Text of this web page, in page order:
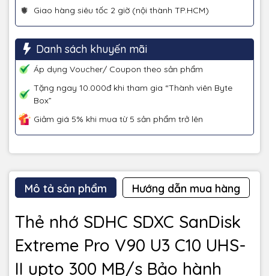
Giao hàng siêu tốc 2 giờ (nội thành TP.HCM)
Danh sách khuyến mãi
Áp dụng Voucher/ Coupon theo sản phẩm
Tặng ngay 10.000đ khi tham gia “Thành viên Byte
Box”
Giảm giá 5% khi mua từ 5 sản phẩm trở lên
Mô tả sản phẩm Hướng dẫn mua hàng
Thẻ nhớ SDHC SDXC SanDisk
Extreme Pro V90 U3 C10 UHS-
II upto 300 MB/s Bảo hành